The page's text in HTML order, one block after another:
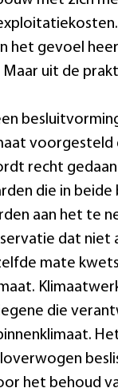
het gevoel
uit de
recht
die in
aan het te
dat niet
mate
die
het behoud